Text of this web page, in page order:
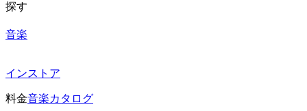
探す
音楽
インストア
料金音楽カタログ